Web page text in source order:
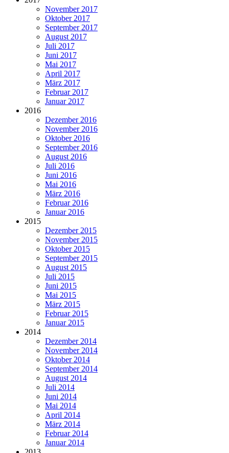
November 2017
Oktober 2017
September 2017
August 2017
Juli 2017
Juni 2017
Mai 2017
April 2017
März 2017
Februar 2017
Januar 2017
2016
Dezember 2016
November 2016
Oktober 2016
September 2016
August 2016
Juli 2016
Juni 2016
Mai 2016
März 2016
Februar 2016
Januar 2016
2015
Dezember 2015
November 2015
Oktober 2015
September 2015
August 2015
Juli 2015
Juni 2015
Mai 2015
März 2015
Februar 2015
Januar 2015
2014
Dezember 2014
November 2014
Oktober 2014
September 2014
August 2014
Juli 2014
Juni 2014
Mai 2014
April 2014
März 2014
Februar 2014
Januar 2014